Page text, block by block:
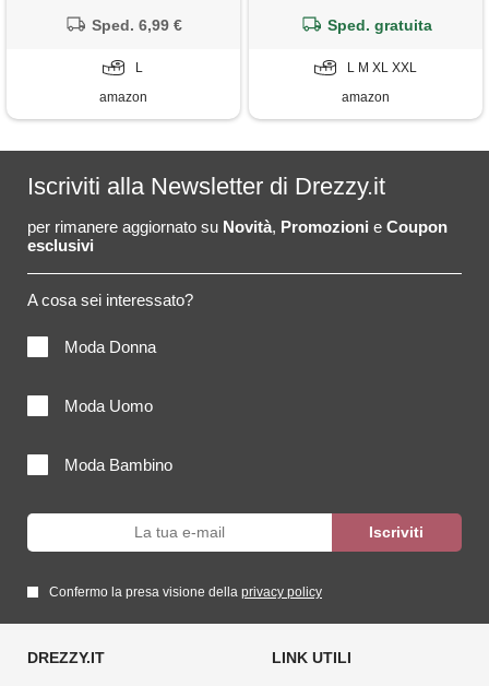
lunghe b-bianco l
Sped. 6,99 €
L
amazon
accogliente pizzo camicie
m
Sped. gratuita
L M XL XXL
amazon
Iscriviti alla Newsletter di Drezzy.it
per rimanere aggiornato su Novità, Promozioni e Coupon
esclusivi
A cosa sei interessato?
Moda Donna
Moda Uomo
Moda Bambino
Confermo la presa visione della privacy policy